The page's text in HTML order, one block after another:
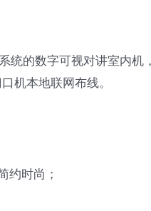
统的数字可视对讲室内机
机本地联网布线。
约时尚；